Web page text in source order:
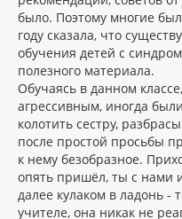
было. Поэтому многие
году сказала, что
обучения детей с
полезного материала.
Обучаясь в данном
агрессивным, иногда
колотить сестру,
после простой просьбы
к нему безобразное.
опять пришёл, ты с нами
далее кулаком в ладонь -
учителе, она никак не